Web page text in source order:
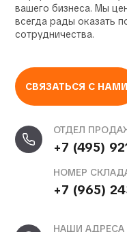
вашего бизнеса. Мы
всегда рады оказать
сотрудничества.
СВЯЗАТЬСЯ С НАМИ
ОТДЕЛ
+7 (495)
НОМЕР
+7 (965)
НАШИ АДРЕСА